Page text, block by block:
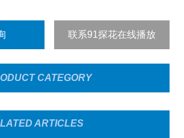
联系91探花在线播放
CATEGORY
ARTICLES